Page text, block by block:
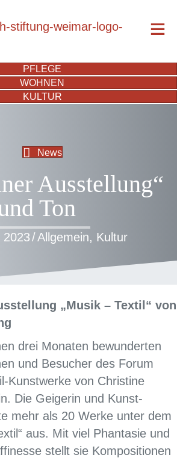
PFLEGE
WOHNEN
KULTUR
News
Ausstellung“
Ton
2023/Allgemein, Kultur
„Musik – Textil“ von
drei Monaten bewunderten
und Besucher des Forum
Kunstwerke von Christine
Die Geigerin und Kunst-
mehr als 20 Werke unter dem
aus. Mit viel Phantasie und
stellt sie Kompositionen